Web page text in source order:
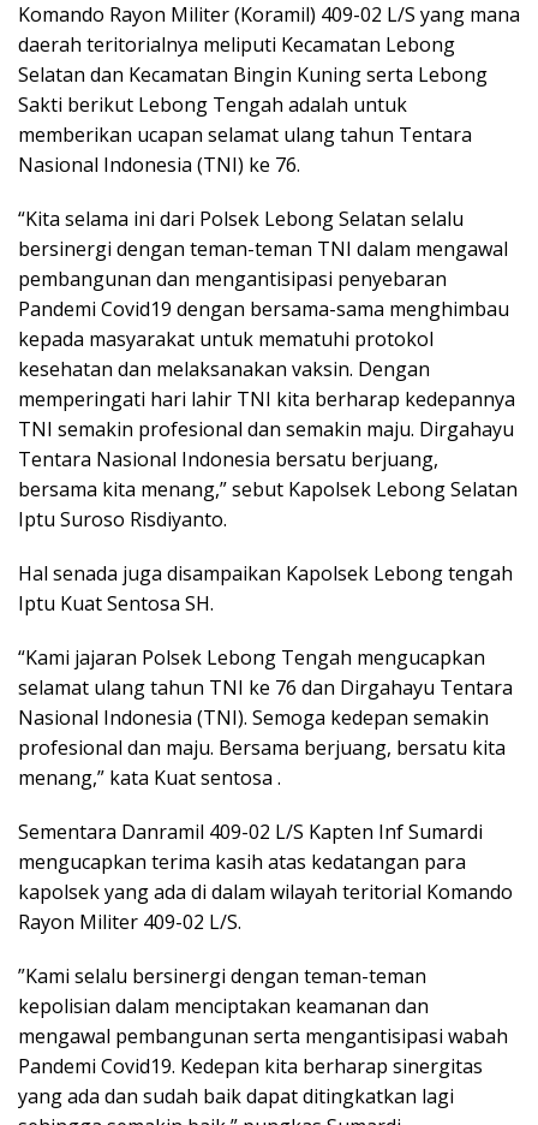
Komando Rayon Militer (Koramil) 409-02 L/S yang mana
daerah teritorialnya meliputi Kecamatan Lebong
Selatan dan Kecamatan Bingin Kuning serta Lebong
Sakti berikut Lebong Tengah adalah untuk
memberikan ucapan selamat ulang tahun Tentara
Nasional Indonesia (TNI) ke 76.
“Kita selama ini dari Polsek Lebong Selatan selalu
bersinergi dengan teman-teman TNI dalam mengawal
pembangunan dan mengantisipasi penyebaran
Pandemi Covid19 dengan bersama-sama menghimbau
kepada masyarakat untuk mematuhi protokol
kesehatan dan melaksanakan vaksin. Dengan
memperingati hari lahir TNI kita berharap kedepannya
TNI semakin profesional dan semakin maju. Dirgahayu
Tentara Nasional Indonesia bersatu berjuang,
bersama kita menang,” sebut Kapolsek Lebong Selatan
Iptu Suroso Risdiyanto.
Hal senada juga disampaikan Kapolsek Lebong tengah
Iptu Kuat Sentosa SH.
“Kami jajaran Polsek Lebong Tengah mengucapkan
selamat ulang tahun TNI ke 76 dan Dirgahayu Tentara
Nasional Indonesia (TNI). Semoga kedepan semakin
profesional dan maju. Bersama berjuang, bersatu kita
menang,” kata Kuat sentosa .
Sementara Danramil 409-02 L/S Kapten Inf Sumardi
mengucapkan terima kasih atas kedatangan para
kapolsek yang ada di dalam wilayah teritorial Komando
Rayon Militer 409-02 L/S.
”Kami selalu bersinergi dengan teman-teman
kepolisian dalam menciptakan keamanan dan
mengawal pembangunan serta mengantisipasi wabah
Pandemi Covid19. Kedepan kita berharap sinergitas
yang ada dan sudah baik dapat ditingkatkan lagi